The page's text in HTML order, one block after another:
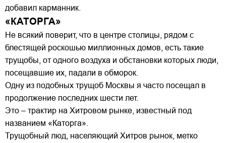
добавил карманник.
«КАТОРГА»
Не всякий поверит, что в центре столицы, рядом с
блестящей роскошью миллионных домов, есть такие
трущобы, от одного воздуха и обстановки которых люди,
посещавшие их, падали в обморок.
Одну из подобных трущоб Москвы я часто посещал в
продолжение последних шести лет.
Это – трактир на Хитровом рынке, известный под
названием «Каторга».
Трущобный люд, населяющий Хитров рынок, метко